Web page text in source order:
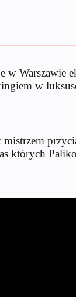
Warszawie
w
których